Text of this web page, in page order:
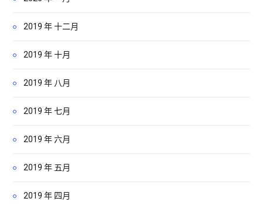
2019 年 十二月
2019 年 十月
2019 年 八月
2019 年 七月
2019 年 六月
2019 年 五月
2019 年 四月